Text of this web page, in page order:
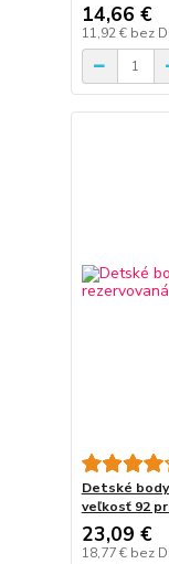
14,66 €
11,92 € bez
Detské
veľkosť 92
23,09 €
18,77 € bez